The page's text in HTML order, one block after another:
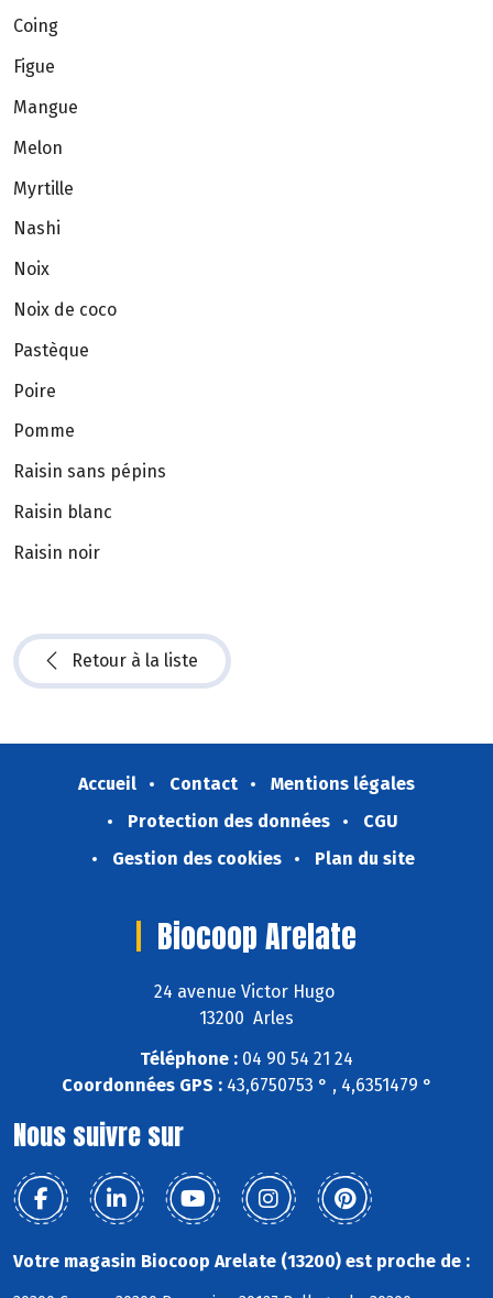
Coing
Figue
Mangue
Melon
Myrtille
Nashi
Noix
Noix de coco
Pastèque
Poire
Pomme
Raisin sans pépins
Raisin blanc
Raisin noir
Retour à la liste
Accueil Contact
Mentions légales
Protection des données
CGU
Gestion des cookies
Plan du site
Biocoop Arelate
24 avenue Victor Hugo
13200 Arles
Téléphone : 04 90 54 21 24
Coordonnées GPS :43,6750753 ° , 4,6351479 °
Nous suivre sur
Votre magasin Biocoop Arelate (13200) est proche de :